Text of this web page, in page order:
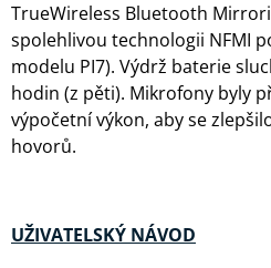
TrueWireless Bluetooth
spolehlivou technologii NFMI
modelu PI7). Výdrž baterie
hodin (z pěti). Mikrofony byly
výpočetní výkon, aby se
hovorů.
UŽIVATELSKÝ NÁVOD